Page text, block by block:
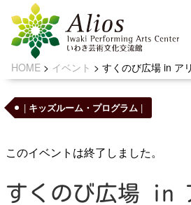
背景の色
JA
HOME > イベント > すくのび広場 in ア
| キッズルーム・プログラム |
このイベントは終了しました。
すくのび広場 in